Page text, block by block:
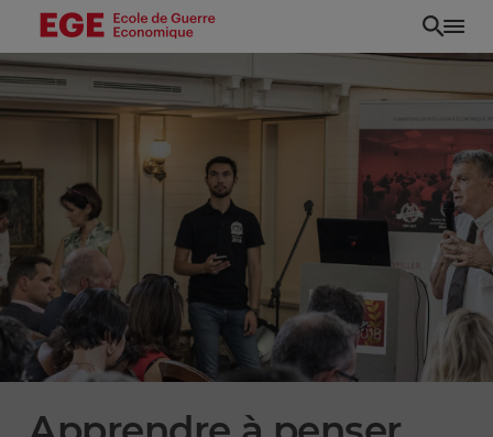
Aller
contenu
principal